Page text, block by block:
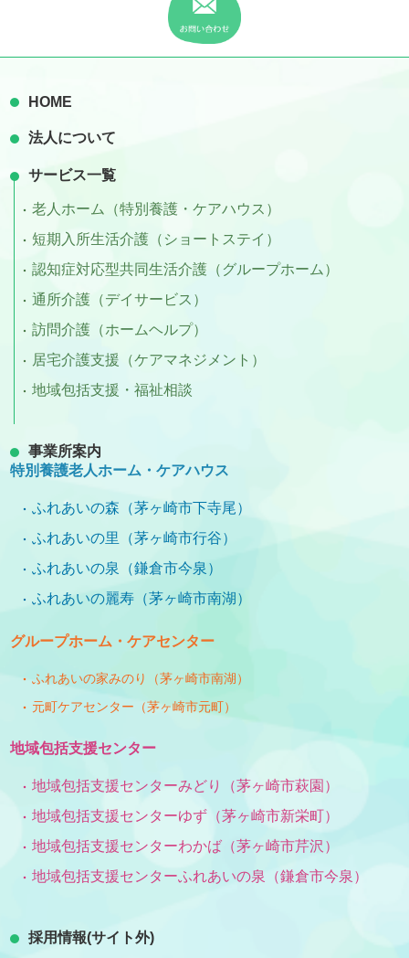
HOME
法人について
サービス一覧
老人ホーム（特別養護・ケアハウス）
短期入所生活介護（ショートステイ）
認知症対応型共同生活介護（グループホーム）
通所介護（デイサービス）
訪問介護（ホームヘルプ）
居宅介護支援（ケアマネジメント）
地域包括支援・福祉相談
事業所案内
特別養護老人ホーム・ケアハウス
ふれあいの森（茅ヶ崎市下寺尾）
ふれあいの里（茅ヶ崎市行谷）
ふれあいの泉（鎌倉市今泉）
ふれあいの麗寿（茅ヶ崎市南湖）
グループホーム・ケアセンター
ふれあいの家みのり（茅ヶ崎市南湖）
元町ケアセンター（茅ヶ崎市元町）
地域包括支援センター
地域包括支援センターみどり（茅ヶ崎市萩園）
地域包括支援センターゆず（茅ヶ崎市新栄町）
地域包括支援センターわかば（茅ヶ崎市芹沢）
地域包括支援センターふれあいの泉（鎌倉市今泉）
採用情報(サイト外)